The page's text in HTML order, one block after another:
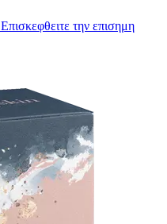
Επισκεφθειτε την επισημη